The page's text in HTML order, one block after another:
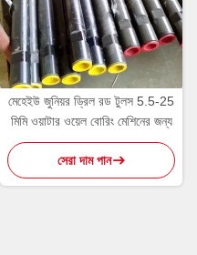
মেহেইউ জুনিয়র ড্রিল রড টুলস 5.5-25
মিমি ওয়াটার ওয়েল বোরিং মেশিনের জন্য
সেরা দাম পান